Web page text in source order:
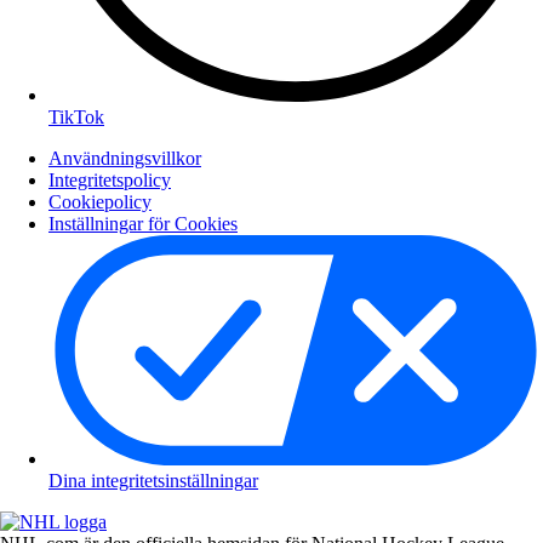
TikTok
Användningsvillkor
Integritetspolicy
Cookiepolicy
Inställningar för Cookies
Dina integritetsinställningar